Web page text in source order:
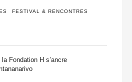
FESTIVAL & RENCONTRES
Fondation H s’ancre